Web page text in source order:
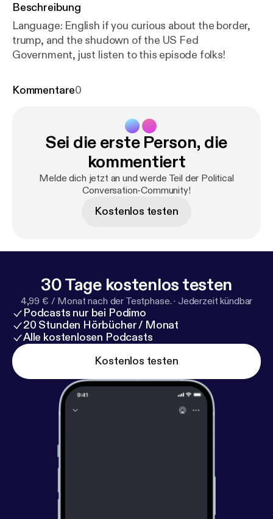
Beschreibung
Language: English if you curious about the border,
trump, and the shudown of the US Fed
Government, just listen to this episode folks!
Kommentare0
Sei die erste Person, die
kommentiert
Melde dich jetzt an und werde Teil der Political
Conversation-Community!
Kostenlos testen
30 Tage kostenlos testen
4,99 € / Monat nach der Testphase. · Jederzeit kündbar
Podcasts nur bei Podimo
20 Stunden Hörbücher / Monat
Alle kostenlosen Podcasts
Kostenlos testen